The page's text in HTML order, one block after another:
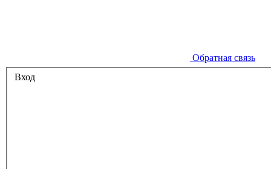
Обратная связь
Вход